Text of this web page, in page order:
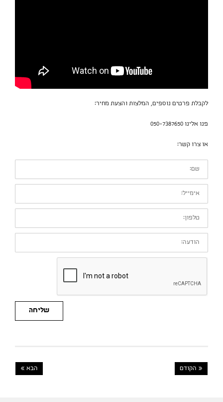
לקבלת פרטים נוספים, המלצות והצעת מחיר:
פנו אלינו 050-7387650
או צרו קשר:
שם:
אימייל:
טלפון:
הודעה:
שליחה
« הקודם הבא »